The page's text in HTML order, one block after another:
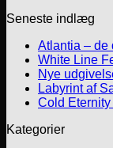
Seneste indlæg
Atlantia – de
White Line
Nye
Labyrint af
Cold
Kategorier